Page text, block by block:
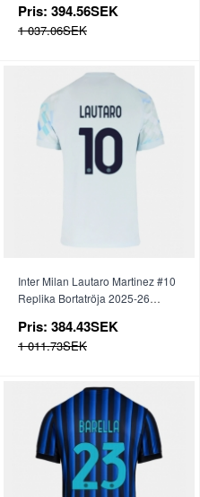
Pris: 394.56SEK
1 037.06SEK
Inter Milan Lautaro Martinez #10
Replika Bortatröja 2025-26
Pris: 384.43SEK
1 011.73SEK